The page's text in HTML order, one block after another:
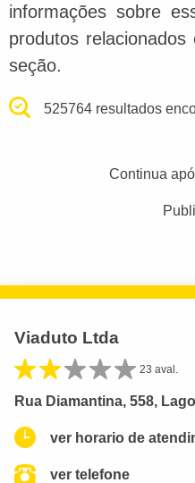
informações sobre
produtos
seção.
525764 resultados
Continua
Viaduto Ltda
23 aval.
Rua Diamantina, 558,
ver horario de
ver telefone